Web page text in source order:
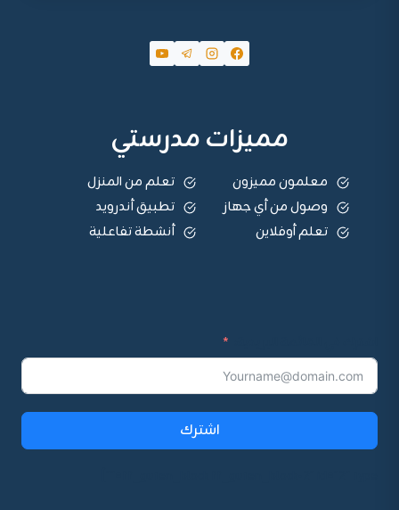
مميزات مدرستي
معلمون مميزون
تعلم من المنزل
وصول من أي جهاز
تطبيق أندرويد
تعلم أوفلاين
أنشطة تفاعلية
اشترك